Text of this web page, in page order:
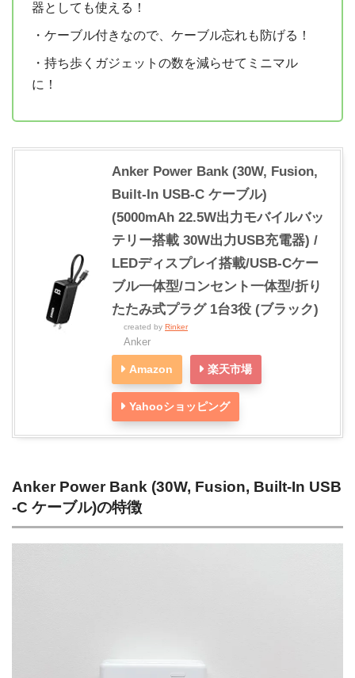
器としても使える！
・ケーブル付きなので、ケーブル忘れも防げる！
・持ち歩くガジェットの数を減らせてミニマル
に！
Anker Power Bank (30W, Fusion,
Built-In USB-C ケーブル)
(5000mAh 22.5W出力モバイルバッ
テリー搭載 30W出力USB充電器) /
LEDディスプレイ搭載/USB-Cケー
ブル一体型/コンセント一体型/折り
たたみ式プラグ 1台3役 (ブラック)
created by Rinker
Anker
Amazon 楽天市場
Yahooショッピング
Anker Power Bank (30W, Fusion, Built-In USB
-C ケーブル)の特徴